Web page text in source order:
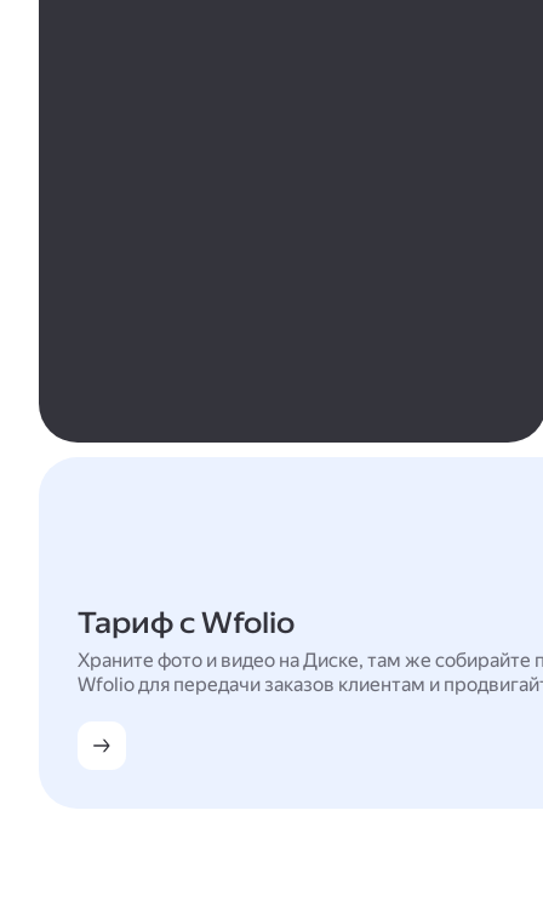
Тариф с Wfolio
Храните фото и видео на Диске, там же собирайте
Wfolio для передачи заказов клиентам и